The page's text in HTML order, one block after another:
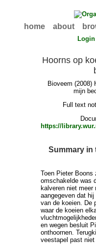
home about
Login
Hoorns op
Bioveem (2008)
mijn
Full text
https://
Summary in
Toen Pieter
omschakelde was
kalveren niet
aangegeven dat
van de koeien. De
waar de koeien
en wegen besluit
onthoornen.
veestapel past